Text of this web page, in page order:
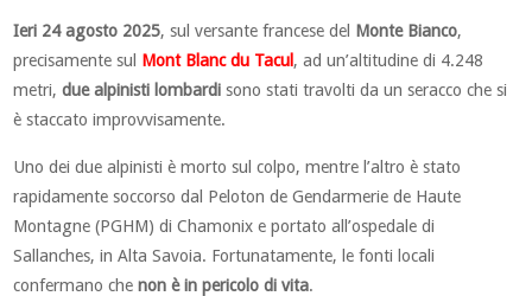
Ieri 24 agosto 2025, sul versante francese del Monte Bianco,
precisamente sul Mont Blanc du Tacul, ad un’altitudine di 4.248
metri,due alpinisti lombardi sono stati travolti da un seracco che si
è staccato improvvisamente.
Uno dei due alpinisti è morto sul colpo, mentre l’altro è stato
rapidamente soccorso dal Peloton de Gendarmerie de Haute
Montagne (PGHM) di Chamonix e portato all’ospedale di
Sallanches, in Alta Savoia. Fortunatamente, le fonti locali
confermano chenon è in pericolo di vita.